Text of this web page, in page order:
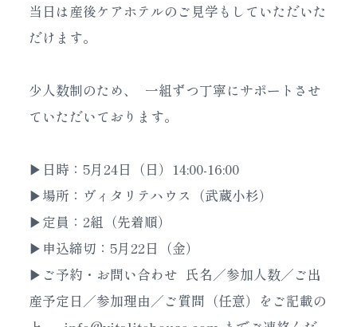
当日は産後ケアホテルのご見学もしていただいた
だけます。
少人数制のため、 一組ずつ丁寧にサポートさせ
ていただいております。
▶日時：5月24日（日）14:00-16:00
▶場所：ヴィタリテハウス（武蔵小杉）
▶定員：2組（先着順）
▶申込締切：5月22日（金）
▶ご予約・お問い合わせ 氏名／参加人数／ご出
産予定日／参加理由／ご質問（任意）をご記載の